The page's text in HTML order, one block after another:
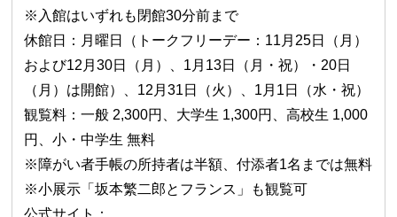
※入館はいずれも閉館30分前まで
休館日：月曜日（トークフリーデー：11月25日（月）
および12月30日（月）、1月13日（月・祝）・20日
（月）は開館）、12月31日（火）、1月1日（水・祝）
観覧料：一般 2,300円、大学生 1,300円、高校生 1,000
円、小・中学生 無料
※障がい者手帳の所持者は半額、付添者1名までは無料
※小展示「坂本繁二郎とフランス」も観覧可